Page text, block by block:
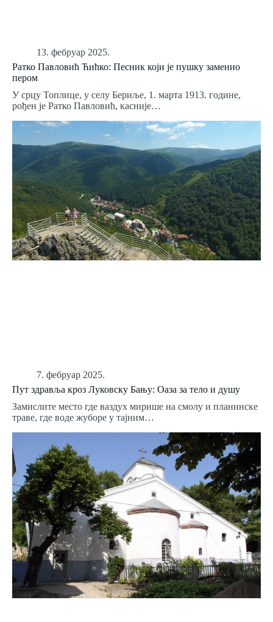
13. фебруар 2025.
Ратко Павловић Ћићко: Песник који је пушку заменио
пером
У срцу Топлице, у селу Бериље, 1. марта 1913. године,
рођен је Ратко Павловић, касније…
7. фебруар 2025.
Пут здравља кроз Луковску Бању: Оаза за тело и душу
Замислите место где ваздух мирише на смолу и планинске
траве, где воде жуборе у тајним…